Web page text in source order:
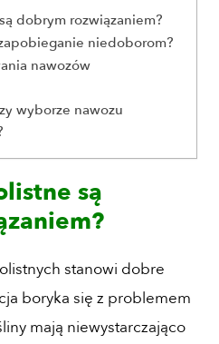
dobrym rozwiązaniem?
niedoborom?
nawozów
wyborze nawozu
są
stanowi dobre
boryka się z problemem
mają niewystarczająco